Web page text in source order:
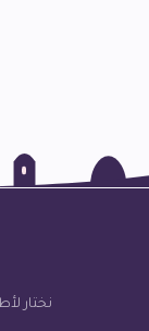
نختار